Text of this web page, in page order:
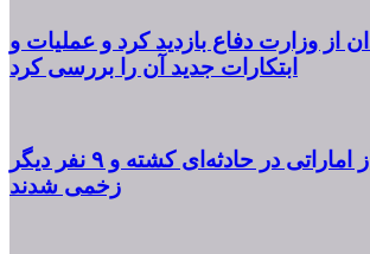
از وزارت دفاع بازدید کرد و عملیات و
ابتکارات جدید آن را بررسی کرد
چهار سرباز اماراتی در حادثه‌ای کشته و ۹ نفر دیگر
زخمی شدند